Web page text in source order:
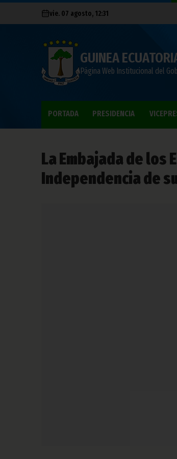
vie. 07 agosto, 12:31
GUINEA
Página Web Institucional del
PORTADA PRESIDENCIA
La Embajada de los
Independencia de